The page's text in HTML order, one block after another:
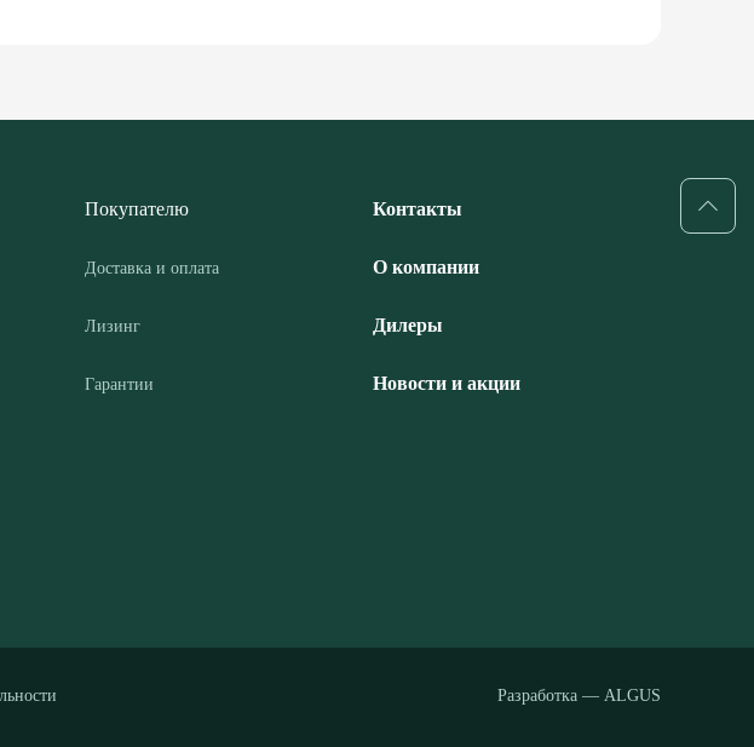
Покупателю
Доставка и оплата
Лизинг
Гарантии
Контакты
О компании
Дилеры
Новости и акции
Разработка — ALGUS